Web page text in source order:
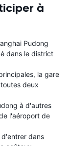
à
Pudong
dans le district
la gare
deux
à d'autres
l'aéroport de
dans